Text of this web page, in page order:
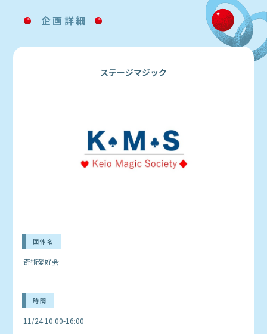
企画詳細
ステージマジック
団体名
奇術愛好会
時間
11/24 10:00-16:00